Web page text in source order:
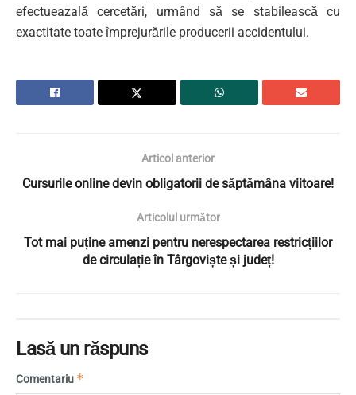
efectueazală cercetări, urmând să se stabilească cu
exactitate toate împrejurările producerii accidentului.
Articol anterior
Cursurile online devin obligatorii de săptămâna viitoare!
Articolul următor
Tot mai puține amenzi pentru nerespectarea restricțiilor
de circulație în Târgoviște și județ!
Lasă un răspuns
Comentariu *